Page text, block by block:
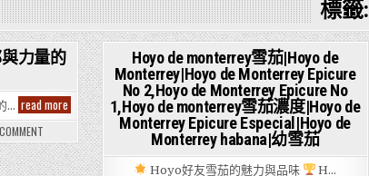
標籤:
力量的
… read moreBolivar
保
華
雪
茄：
ON
BOLIVAR
保
利
Posted
in
Hoyo de monterrey雪茄|Hoyo de
Monterrey|Hoyo de Monterrey Epicure
No 2,Hoyo de Monterrey Epicure No
1,Hoyo de monterrey雪茄濃度|Hoyo de
Monterrey Epicure Especial|Hoyo de
Monterrey habana|幼雪茄
Hoyo好友雪茄的魅力與品味 H…